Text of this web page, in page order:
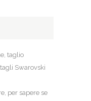
taglio
Swarovski
, per sapere se